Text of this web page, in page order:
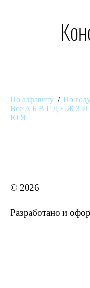
По алфавиту /По
Все А Б В Г Д Е Ж З И
Ю Я
© 2026
Разработано и